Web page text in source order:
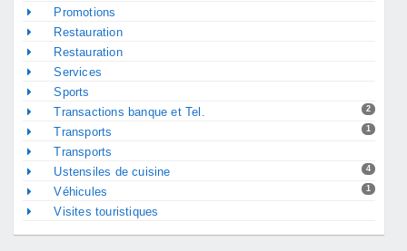
Promotions
Restauration
Restauration
Services
Sports
2
Transactions banque et Tel.
1
Transports
Transports
4
Ustensiles de cuisine
1
Véhicules
Visites touristiques